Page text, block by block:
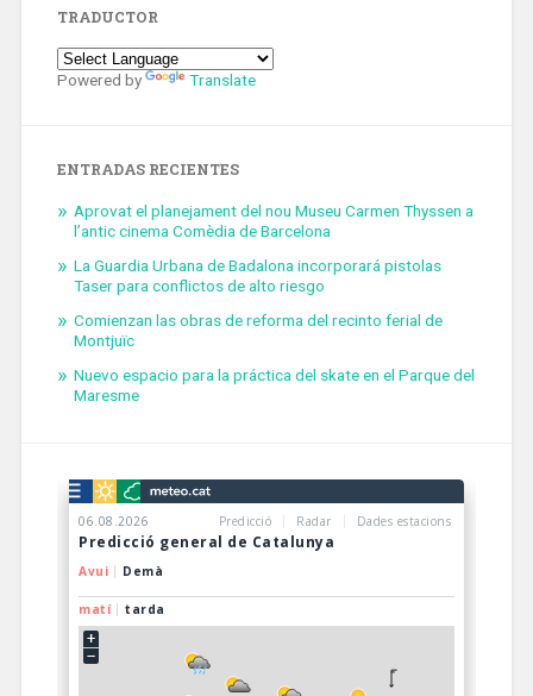
TRADUCTOR
Powered by Translate
ENTRADAS RECIENTES
Aprovat el planejament del nou Museu Carmen Thyssen a
l’antic cinema Comèdia de Barcelona
La Guardia Urbana de Badalona incorporará pistolas
Taser para conflictos de alto riesgo
Comienzan las obras de reforma del recinto ferial de
Montjuïc
Nuevo espacio para la práctica del skate en el Parque del
Maresme